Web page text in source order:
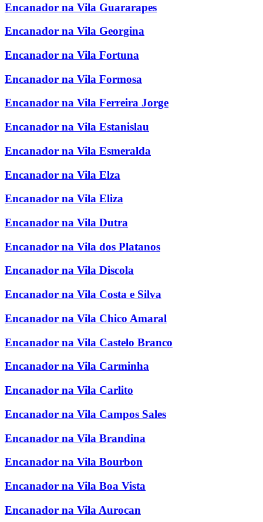
Encanador na Vila Guararapes
Encanador na Vila Georgina
Encanador na Vila Fortuna
Encanador na Vila Formosa
Encanador na Vila Ferreira Jorge
Encanador na Vila Estanislau
Encanador na Vila Esmeralda
Encanador na Vila Elza
Encanador na Vila Eliza
Encanador na Vila Dutra
Encanador na Vila dos Platanos
Encanador na Vila Discola
Encanador na Vila Costa e Silva
Encanador na Vila Chico Amaral
Encanador na Vila Castelo Branco
Encanador na Vila Carminha
Encanador na Vila Carlito
Encanador na Vila Campos Sales
Encanador na Vila Brandina
Encanador na Vila Bourbon
Encanador na Vila Boa Vista
Encanador na Vila Aurocan